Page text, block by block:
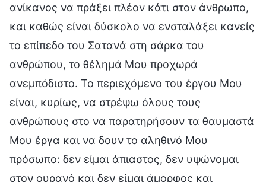
ανίκανος να πράξει πλέον κάτι στον άνθρωπο,
και καθώς είναι δύσκολο να ενσταλάξει κανείς
το επίπεδο του Σατανά στη σάρκα του
ανθρώπου, το θέλημά Μου προχωρά
ανεμπόδιστο. Το περιεχόμενο του έργου Μου
είναι, κυρίως, να στρέψω όλους τους
ανθρώπους στο να παρατηρήσουν τα θαυμαστά
Μου έργα και να δουν το αληθινό Μου
πρόσωπο: δεν είμαι άπιαστος, δεν υψώνομαι
στον ουρανό και δεν είμαι άμορφος και